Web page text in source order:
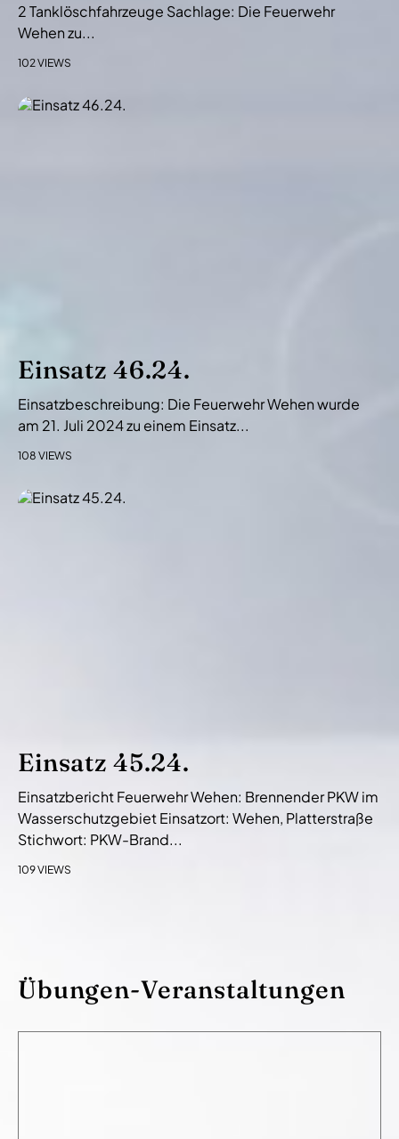
2 Tanklöschfahrzeuge Sachlage: Die Feuerwehr
Wehen zu...
102 VIEWS
Einsatz 46.24.
Einsatzbeschreibung: Die Feuerwehr Wehen wurde
am 21. Juli 2024 zu einem Einsatz...
108 VIEWS
Einsatz 45.24.
Einsatzbericht Feuerwehr Wehen: Brennender PKW im
Wasserschutzgebiet Einsatzort: Wehen, Platterstraße
Stichwort: PKW-Brand...
109 VIEWS
Übungen-Veranstaltungen